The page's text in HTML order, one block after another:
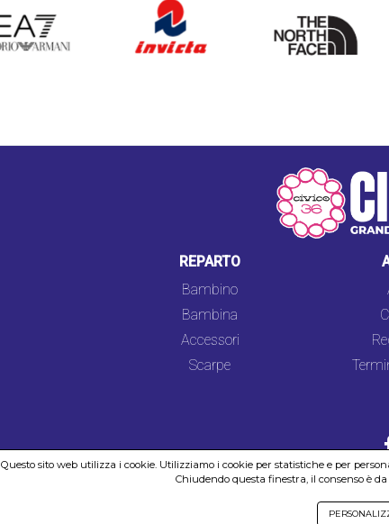
NORTH
FACE
REPARTO
Bambino
Bambina
Accessori
Scarpe
Questo sito web utilizza i cookie. Utilizziamo i cookie per statistiche e per
Chiudendo questa finestra, il consenso è